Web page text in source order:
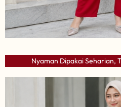
Nyaman Dipakai Seharian,